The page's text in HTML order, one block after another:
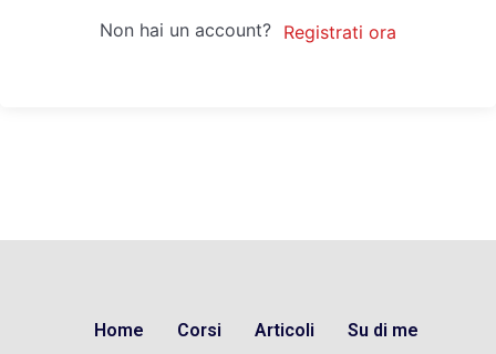
Non hai un account? Registrati ora
Home Corsi Articoli Su di me